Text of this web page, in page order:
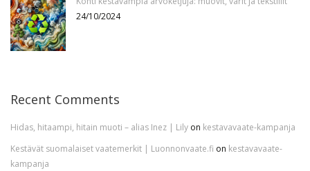
24/10/2024
Recent Comments
Hidas, hitaampi, hitain muoti – alias Inez | Lily on kestavavaate-kampanja
Kestävät suomalaiset vaatemerkit | Luonnonvaate.fi on kestavavaate-
kampanja